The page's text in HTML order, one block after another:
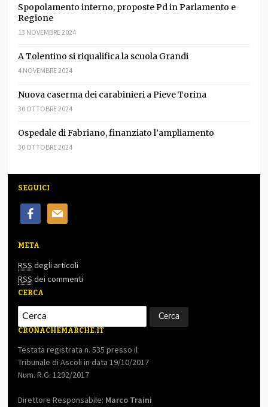
Spopolamento interno, proposte Pd in Parlamento e
Regione
13 NOVEMBRE 2024
A Tolentino si riqualifica la scuola Grandi
4 NOVEMBRE 2024
Nuova caserma dei carabinieri a Pieve Torina
30 OTTOBRE 2024
Ospedale di Fabriano, finanziato l’ampliamento
30 OTTOBRE 2024
SEGUICI
facebookmail
META
RSS degli articoli
RSS dei commenti
CERCA
CRONACHEMARCHE.IT
Testata registrata n. 535 presso il
Tribunale di Ascoli in data 19/10/2017
Num. R.G. 1292/2017
Direttore Responsabile: Marco Traini